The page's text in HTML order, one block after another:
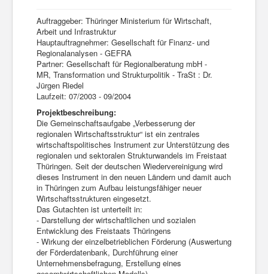
Netzwerk
Auftraggeber: Thüringer Ministerium für Wirtschaft,
Arbeit und Infrastruktur
Hauptauftragnehmer: Gesellschaft für Finanz- und
Regionalanalysen - GEFRA
Partner: Gesellschaft für Regionalberatung mbH -
MR, Transformation und Strukturpolitik - TraSt : Dr.
Jürgen Riedel
Laufzeit: 07/2003 - 09/2004
Projektbeschreibung:
Die Gemeinschaftsaufgabe „Verbesserung der
regionalen Wirtschaftsstruktur“ ist ein zentrales
wirtschaftspolitisches Instrument zur Unterstützung des
regionalen und sektoralen Strukturwandels im Freistaat
Thüringen. Seit der deutschen Wiedervereinigung wird
dieses Instrument in den neuen Ländern und damit auch
in Thüringen zum Aufbau leistungsfähiger neuer
Wirtschaftsstrukturen eingesetzt.
Das Gutachten ist unterteilt in:
- Darstellung der wirtschaftlichen und sozialen
Entwicklung des Freistaats Thüringens
- Wirkung der einzelbetrieblichen Förderung (Auswertung
der Förderdatenbank, Durchführung einer
Unternehmensbefragung, Erstellung eines